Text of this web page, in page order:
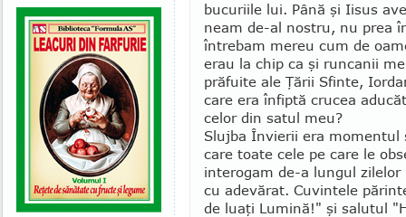
bucu­riile lui. Până şi Iisus
neam de-al nostru, nu prea
întrebam mereu cum de
erau la chip ca şi runcanii
prăfuite ale Ţării Sfinte,
care era înfiptă crucea
celor din satul meu?
Slujba Învierii era momentul
care toate cele pe care le
interogam de-a lungul zilelor
cu adevărat. Cuvin­tele
de luaţi Lumină!" şi salutul